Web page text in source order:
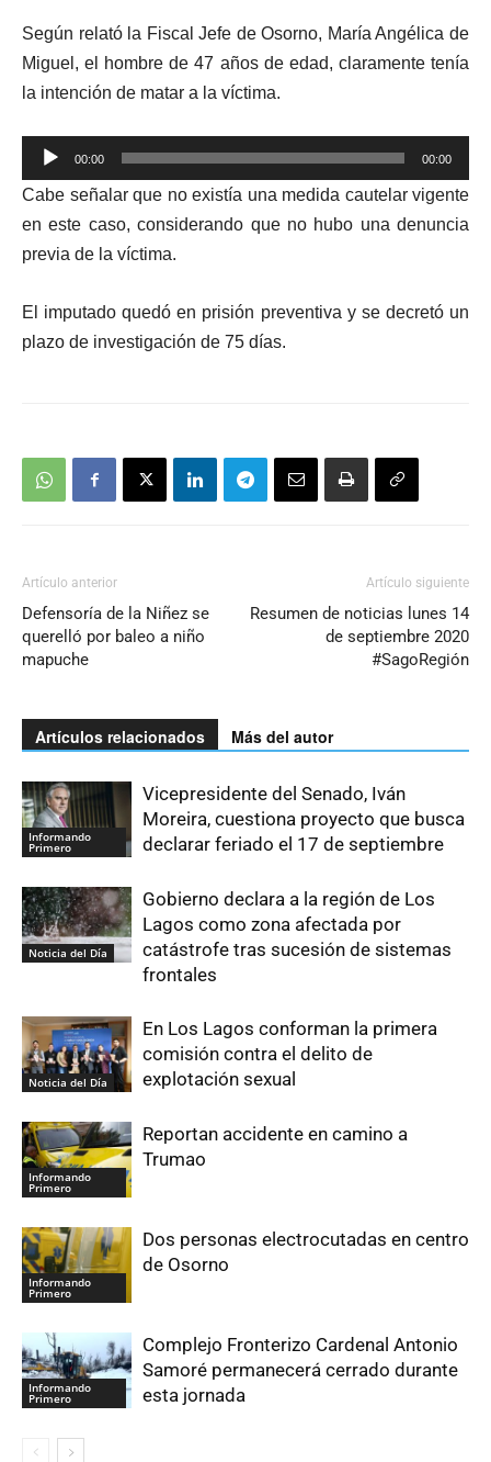
Según relató la Fiscal Jefe de Osorno, María Angélica de
Miguel, el hombre de 47 años de edad, claramente tenía
la intención de matar a la víctima.
Reproductor
de
audio
00:00 00:00
Cabe señalar que no existía una medida cautelar vigente
en este caso, considerando que no hubo una denuncia
previa de la víctima.
El imputado quedó en prisión preventiva y se decretó un
plazo de investigación de 75 días.
Artículo anterior
Defensoría de la Niñez se
querelló por baleo a niño
mapuche
Artículo siguiente
Resumen de noticias lunes 14
de septiembre 2020
#SagoRegión
Artículos relacionados Más del autor
Informando
Primero
Vicepresidente del Senado, Iván
Moreira, cuestiona proyecto que busca
declarar feriado el 17 de septiembre
Noticia del Día
Gobierno declara a la región de Los
Lagos como zona afectada por
catástrofe tras sucesión de sistemas
frontales
Noticia del Día
En Los Lagos conforman la primera
comisión contra el delito de
explotación sexual
Informando
Primero
Reportan accidente en camino a
Trumao
Informando
Primero
Dos personas electrocutadas en centro
de Osorno
Informando
Primero
Complejo Fronterizo Cardenal Antonio
Samoré permanecerá cerrado durante
esta jornada